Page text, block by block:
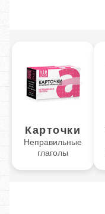
Карточки
Неправильные
глаголы